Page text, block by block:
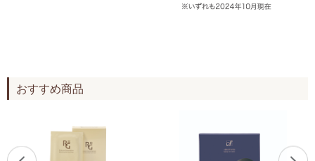
おすすめ商品